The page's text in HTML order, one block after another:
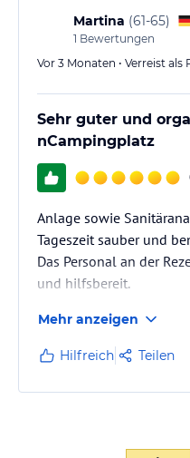
Martina (61-65)
1 Bewertungen
Vor 3 Monaten • Verreist als
Sehr guter und
nCampingplatz
Anlage sowie
Tageszeit sauber und
Das Personal an der
und hilfsbereit.
Mehr anzeigen
Hilfreich Teilen